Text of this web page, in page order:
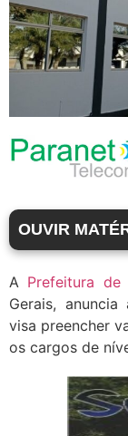
OUVIR
A Prefeitura de
Gerais,
visa preencher
os cargos de